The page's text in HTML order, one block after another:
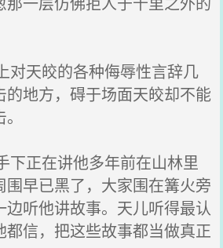
天皎的各种侮辱性言辞几
的地方，碍于场面天皎却不能
正在讲他多年前在山林里
围早已黑了，大家围在篝火旁
边听他讲故事。天儿听得最认
都信，把这些故事都当做真正